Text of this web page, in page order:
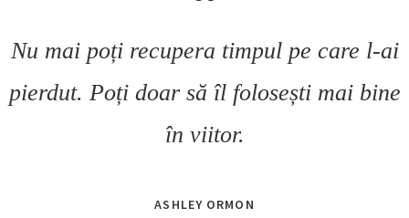
Nu mai poți recupera timpul pe care l-ai
pierdut. Poți doar să îl folosești mai bine
în viitor.
ASHLEY ORMON